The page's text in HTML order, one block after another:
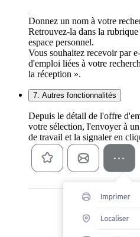
Donnez un nom à votre
Retrouvez-la dans la
espace personnel.
Vous souhaitez recevoir par
d'emploi liées à votre
la réception ».
7. Autres fonctionnalités
Depuis le détail de l'offre
votre sélection, l'envoyer à
de travail et la signaler en